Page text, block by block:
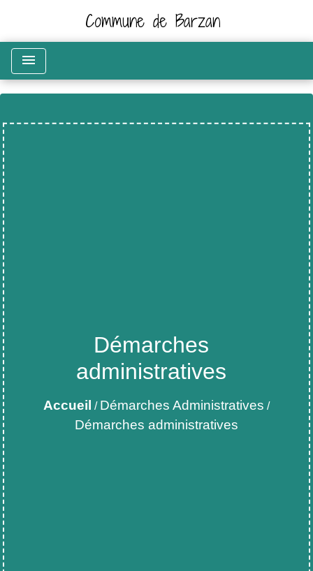
Commune de Barzan
menu
Démarches
administratives
Accueil / Démarches Administratives /
Démarches administratives